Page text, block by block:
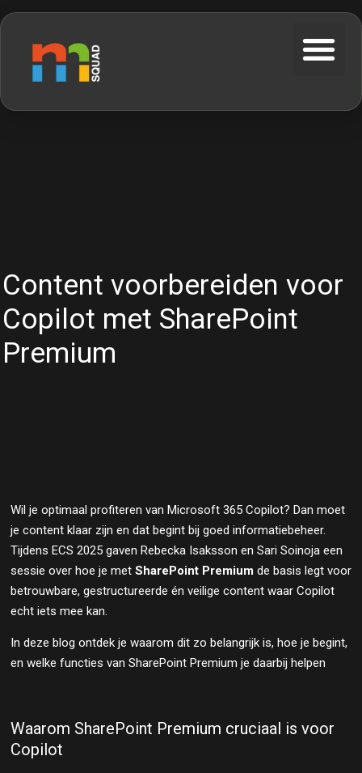
Content voorbereiden voor
Copilot met SharePoint
Premium
Wil je optimaal profiteren van Microsoft 365 Copilot? Dan moet
je content klaar zijn en dat begint bij goed informatiebeheer.
Tijdens ECS 2025 gaven Rebecka Isaksson en Sari Soinoja een
sessie over hoe je met SharePoint Premium de basis legt voor
betrouwbare, gestructureerde én veilige content waar Copilot
echt iets mee kan.
In deze blog ontdek je waarom dit zo belangrijk is, hoe je begint,
en welke functies van SharePoint Premium je daarbij helpen
Waarom SharePoint Premium cruciaal is voor
Copilot